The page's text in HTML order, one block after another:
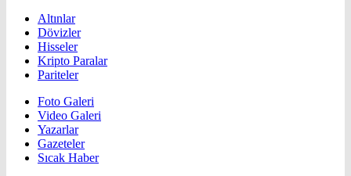
Altınlar
Dövizler
Hisseler
Kripto Paralar
Pariteler
Foto Galeri
Video Galeri
Yazarlar
Gazeteler
Sıcak Haber